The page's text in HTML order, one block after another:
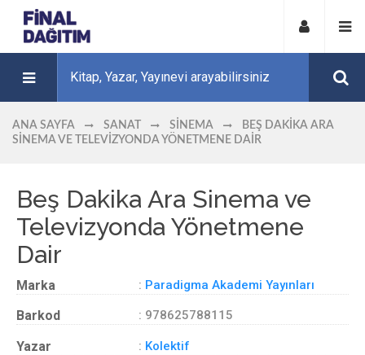
ANA SAYFA SANAT SINEMA
BEŞ DAKIKA ARA
SINEMA VE TELEVIZYONDA YÖNETMENE DAIR
Beş Dakika Ara Sinema ve
Televizyonda Yönetmene
Dair
Marka : Paradigma Akademi Yayınları
Barkod : 978625788115
Yazar : Kolektif